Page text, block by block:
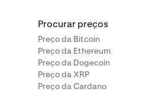
Procurar preços
Preço da Bitcoin
Preço da Ethereum
Preço da Dogecoin
Preço da XRP
Preço da Cardano